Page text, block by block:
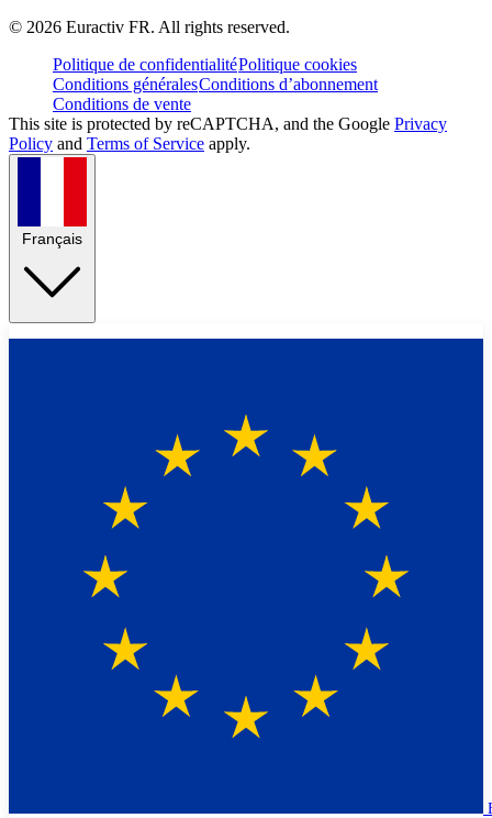
© 2026 Euractiv FR. All rights reserved.
Politique de confidentialitéPolitique cookies
Conditions généralesConditions d’abonnement
Conditions de vente
This site is protected by reCAPTCHA, and the Google Privacy
Policy and Terms of Service apply.
Français